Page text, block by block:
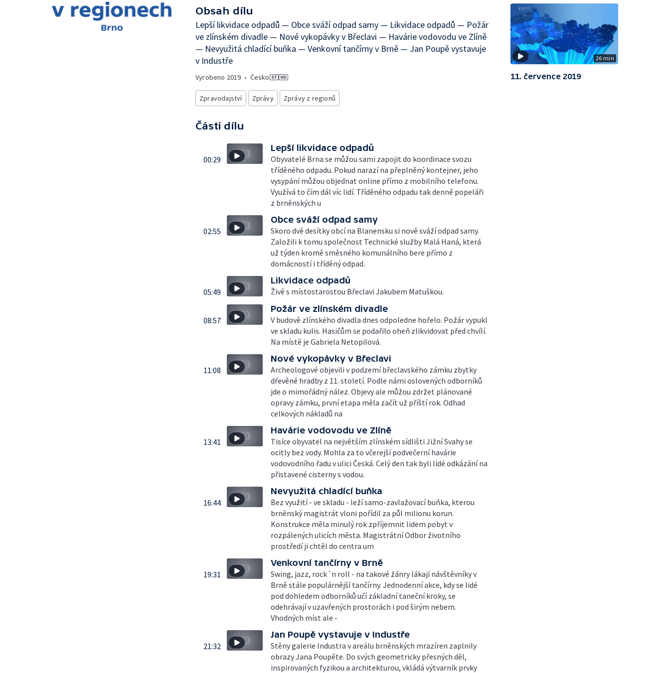
Obsah dílu
Lepší likvidace odpadů — Obce sváží odpad samy — Likvidace odpadů — Požár
ve zlínském divadle — Nové vykopávky v Břeclavi — Havárie vodovodu ve Zlíně
— Nevyužitá chladící buňka — Venkovní tančírny v Brně — Jan Poupě vystavuje
v Industře
Vyrobeno 2019 • Česko
Zpravodajství Zprávy Zprávy z regionů
Části dílu
00:29
Lepší likvidace odpadů
Obyvatelé Brna se můžou sami zapojit do koordinace svozu
tříděného odpadu. Pokud narazí na přeplněný kontejner, jeho
vysypání můžou objednat online přímo z mobilního telefonu.
Využívá to čím dál víc lidí. Tříděného odpadu tak denně popeláři
z brněnských u
02:55
Obce sváží odpad samy
Skoro dvě desítky obcí na Blanensku si nově sváží odpad samy.
Založili k tomu společnost Technické služby Malá Haná, která
už týden kromě směsného komunálního bere přímo z
domácností i tříděný odpad.
05:49
Likvidace odpadů
Živě s místostarostou Břeclavi Jakubem Matuškou.
08:57
Požár ve zlínském divadle
V budově zlínského divadla dnes odpoledne hořelo. Požár vypukl
ve skladu kulis. Hasičům se podařilo oheň zlikvidovat před chvílí.
Na místě je Gabriela Netopilová.
11:08
Nové vykopávky v Břeclavi
Archeologové objevili v podzemí břeclavského zámku zbytky
dřevěné hradby z 11. století. Podle námi oslovených odborníků
jde o mimořádný nález. Objevy ale můžou zdržet plánované
opravy zámku, první etapa měla začít už příští rok. Odhad
celkových nákladů na
13:41
Havárie vodovodu ve Zlíně
Tisíce obyvatel na největším zlínském sídlišti Jižní Svahy se
ocitly bez vody. Mohla za to včerejší podvečerní havárie
vodovodního řadu v ulici Česká. Celý den tak byli lidé odkázání na
přistavené cisterny s vodou.
16:44
Nevyužitá chladící buňka
Bez využití - ve skladu - leží samo-zavlažovací buňka, kterou
brněnský magistrát vloni pořídil za půl milionu korun.
Konstrukce měla minulý rok zpříjemnit lidem pobyt v
rozpálených ulicích města. Magistrátní Odbor životního
prostředí ji chtěl do centra um
19:31
Venkovní tančírny v Brně
Swing, jazz, rock´n roll - na takové žánry lákají návštěvníky v
Brně stále populárnější tančírny. Jednodenní akce, kdy se lidé
pod dohledem odborníků učí základní taneční kroky, se
odehrávají v uzavřených prostorách i pod širým nebem.
Vhodných míst ale -
21:32
Jan Poupě vystavuje v Industře
Stěny galerie Industra v areálu brněnských mrazíren zaplnily
obrazy Jana Poupěte. Do svých geometricky přesných děl,
inspirovaných fyzikou a architekturou, vkládá výtvarník prvky
26 min
11. července 2019